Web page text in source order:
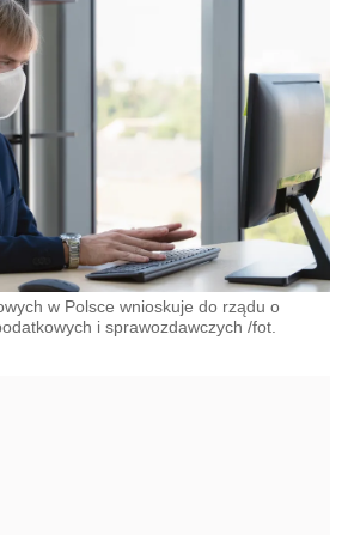
w Polsce wnioskuje do rządu o
i sprawozdawczych /fot.